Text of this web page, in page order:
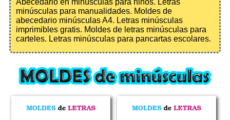
Abecedario en minúsculas para niños. Letras
minúsculas para manualidades. Moldes de
abecedario minúsculas A4. Letras minúsculas
imprimibles gratis. Moldes de letras minúsculas para
carteles. Letras minúsculas para pancartas escolares.